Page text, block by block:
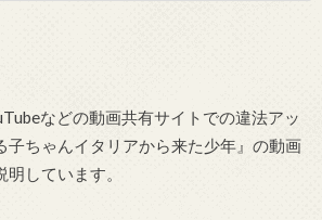
などの動画共有サイトでの違法アッ
子ちゃんイタリアから来た少年』の動画
しています。